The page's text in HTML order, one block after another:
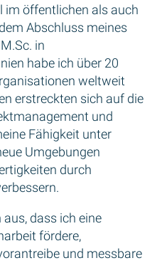
im öffentlichen als auch
Abschluss meines
in
habe ich über 20
weltweit
erstreckten sich auf die
und
Fähigkeit unter
Umgebungen
durch
dass ich eine
fördere,
und messbare